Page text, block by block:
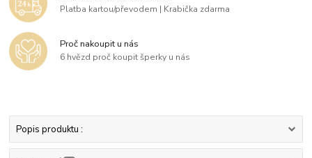
Platba kartou/převodem | Krabička zdarma
Proč nakoupit u nás
6 hvězd proč koupit šperky u nás
Popis produktu :